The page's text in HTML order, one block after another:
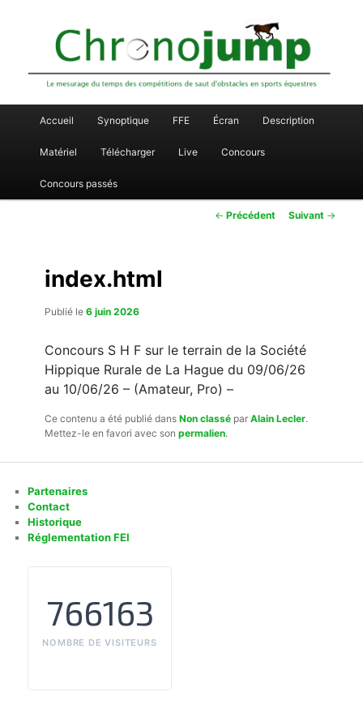
principal
Chronojump
Menu
principal
Accueil Synoptique FFE Écran Description
Matériel Télécharger Live Concours
Concours passés
Navigation
← Précédent Suivant →
index.html
Publié le 6 juin 2026
Concours S H F sur le terrain de la Société
Hippique Rurale de La Hague du 09/06/26
au 10/06/26 – (Amateur, Pro) –
Ce contenu a été publié dans Non classépar Alain Lecler.
Mettez-le en favori avec son permalien.
Partenaires
Contact
Historique
Réglementation FEI
766163
NOMBRE DE VISITEURS